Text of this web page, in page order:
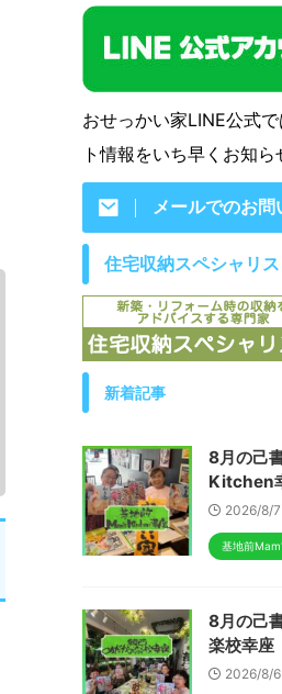
おせっかい家LINE公式
ト情報をいち早くお知ら
メールでのお問
住宅収納スペシャリ
新着記事
8月の己
Kitchen
2026/8/7
基地前
8月の己
楽校幸
2026/8/6